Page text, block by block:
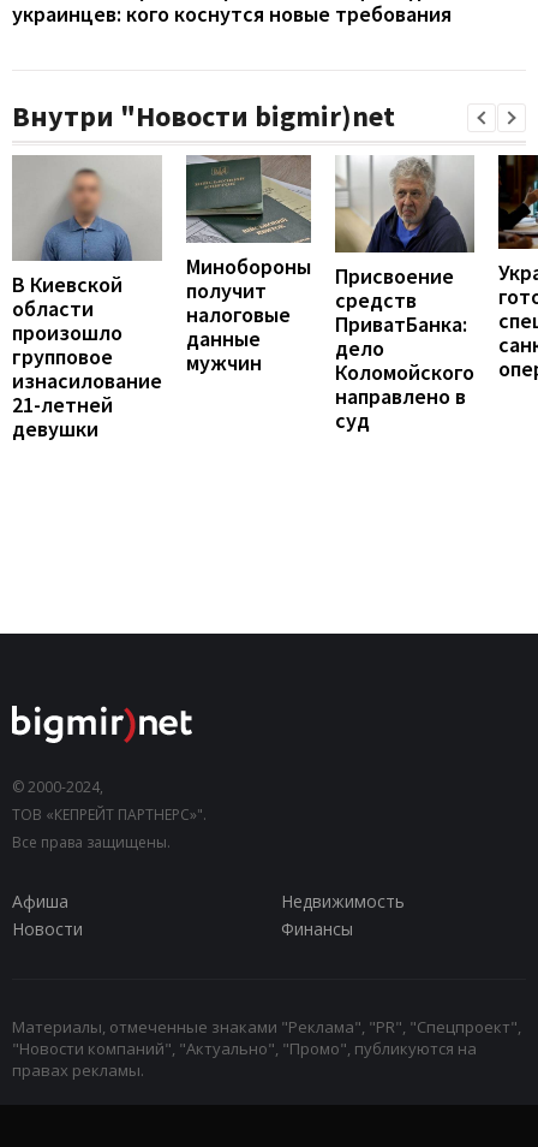
украинцев: кого коснутся новые требования
Внутри "Новости bigmir)net
В Киевской
области
произошло
групповое
изнасилование
21-летней
девушки
Минобороны
получит
налоговые
данные
мужчин
Присвоение
средств
ПриватБанка:
дело
Коломойского
направлено в
суд
© 2000-2024,
ТОВ «КЕПРЕЙТ ПАРТНЕРС»".
Все права защищены.
Афиша
Недвижимость
Новости
Финансы
Материалы, отмеченные знаками "Реклама", "PR", "Спецпроект",
"Новости компаний", "Актуально", "Промо", публикуются на
правах рекламы.